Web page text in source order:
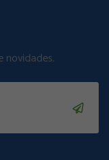
novidades.